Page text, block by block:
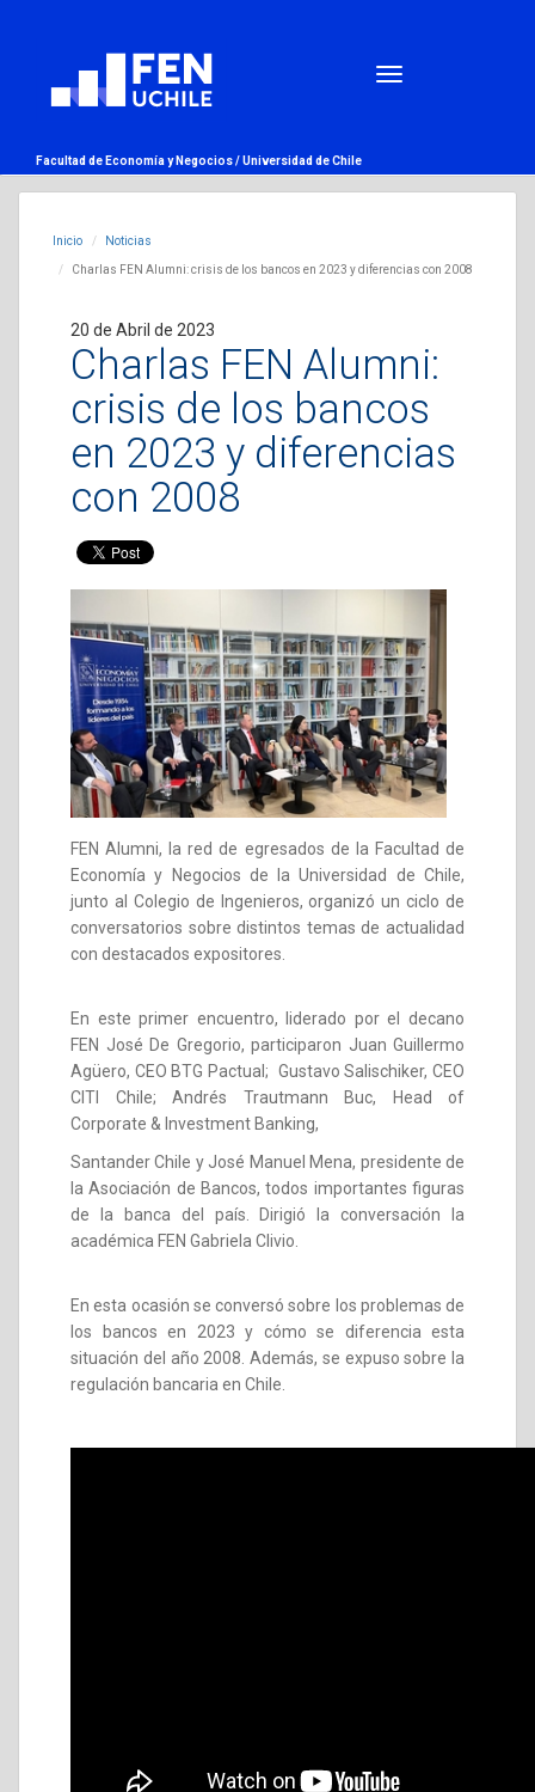
Facultad de Economía y Negocios /Universidad de Chile
Inicio Noticias
Charlas FEN Alumni: crisis de los bancos en 2023 y diferencias con 2008
20 de Abril de 2023
Charlas FEN Alumni:
crisis de los bancos
en 2023 y diferencias
con 2008
FEN Alumni, la red de egresados de la Facultad de
Economía y Negocios de la Universidad de Chile,
junto al Colegio de Ingenieros, organizó un ciclo de
conversatorios sobre distintos temas de actualidad
con destacados expositores.
En este primer encuentro, liderado por el decano
FEN José De Gregorio, participaron Juan Guillermo
Agüero, CEO BTG Pactual; Gustavo Salischiker, CEO
CITI Chile; Andrés Trautmann Buc, Head of
Corporate & Investment Banking,
Santander Chile y José Manuel Mena, presidente de
la Asociación de Bancos, todos importantes figuras
de la banca del país. Dirigió la conversación la
académica FEN Gabriela Clivio.
En esta ocasión se conversó sobre los problemas de
los bancos en 2023 y cómo se diferencia esta
situación del año 2008. Además, se expuso sobre la
regulación bancaria en Chile.